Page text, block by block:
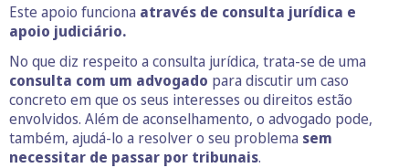
Este apoio funciona através de consulta jurídica e
apoio judiciário.
No que diz respeito a consulta jurídica, trata-se de uma
consulta com um advogado para discutir um caso
concreto em que os seus interesses ou direitos estão
envolvidos. Além de aconselhamento, o advogado pode,
também, ajudá-lo a resolver o seu problema sem
necessitar de passar por tribunais.